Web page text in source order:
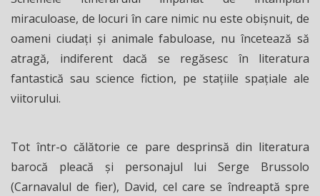
miraculoase, de locuri în care nimic nu este obişnuit, de
oameni ciudaţi şi animale fabuloase, nu încetează să
atragă, indiferent dacă se regăsesc în literatura
fantastică sau science fiction, pe stațiile spațiale ale
viitorului.
Tot într-o călătorie ce pare desprinsă din literatura
barocă pleacă şi personajul lui Serge Brussolo
(Carnavalul de fier), David, cel care se îndreaptă spre